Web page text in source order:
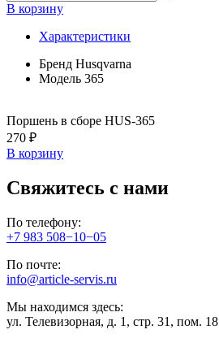
В корзину
Характеристики
Бренд Husqvarna
Модель 365
Поршень в сборе HUS-365
270 ₽
В корзину
Свяжитесь с нами
По телефону:
+7 983 508−10−05
По почте:
info@article-servis.ru
Мы находимся здесь:
ул. Телевизорная, д. 1, стр. 31, пом. 18